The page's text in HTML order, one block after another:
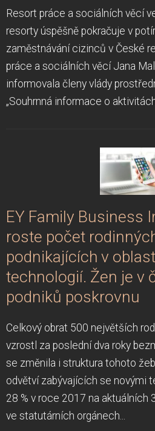
Resort práce a sociálních věcí
resorty úspěšně pokračuje v
zaměstnávání cizinců v České
práce a sociálních věcí Jana
informovala členy vlády
„Souhrnná informace o aktivitách
EY Family Business
roste počet
podnikajících v
technologií. Žen je v
podniků poskrovnu
Celkový obrat 500 největších
vzrostl za poslední dva roky
se změnila i struktura tohoto
odvětví zabývajících se novými
28 % v roce 2017 na aktuálních
ve statutárních orgánech...